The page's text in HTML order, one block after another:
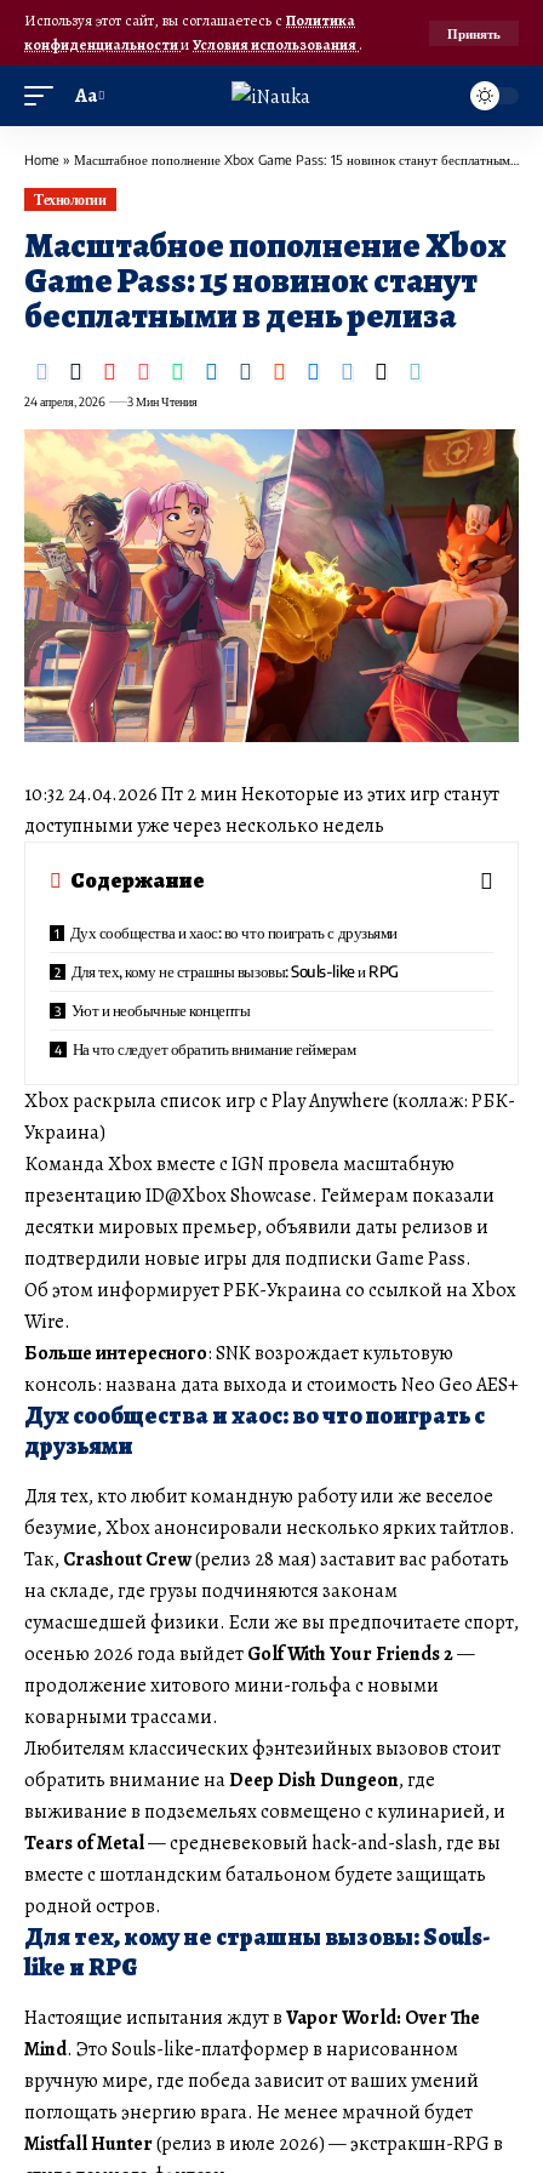
Используя этот сайт, вы соглашаетесь с Политика
конфиденциальностииУсловия использования.
Принять
Аа
Home » Масштабное пополнение Xbox Game Pass: 15 новинок станут бесплатными в день релиза
Технологии
Масштабное пополнение Xbox
Game Pass: 15 новинок станут
бесплатными в день релиза
24 апреля, 2026 3 Мин Чтения
10:32 24.04.2026 Пт 2 мин Некоторые из этих игр станут
доступными уже через несколько недель
Содержание
Дух сообщества и хаос: во что поиграть с друзьями
Для тех, кому не страшны вызовы: Souls-like и RPG
Уют и необычные концепты
На что следует обратить внимание геймерам
Xbox раскрыла список игр с Play Anywhere (коллаж: РБК-
Украина)
Команда Xbox вместе с IGN провела масштабную
презентацию ID@Xbox Showcase. Геймерам показали
десятки мировых премьер, объявили даты релизов и
подтвердили новые игры для подписки Game Pass.
Об этом информирует РБК-Украина со ссылкой на Xbox
Wire.
Больше интересного: SNK возрождает культовую
консоль: названа дата выхода и стоимость Neo Geo AES+
Дух сообщества и хаос: во что поиграть с
друзьями
Для тех, кто любит командную работу или же веселое
безумие, Xbox анонсировали несколько ярких тайтлов.
Так, Crashout Crew(релиз 28 мая) заставит вас работать
на складе, где грузы подчиняются законам
сумасшедшей физики. Если же вы предпочитаете спорт,
осенью 2026 года выйдетGolf With Your Friends 2—
продолжение хитового мини-гольфа с новыми
коварными трассами.
Любителям классических фэнтезийных вызовов стоит
обратить внимание наDeep Dish Dungeon, где
выживание в подземельях совмещено с кулинарией, и
Tears of Metal— средневековый hack-and-slash, где вы
вместе с шотландским батальоном будете защищать
родной остров.
Для тех, кому не страшны вызовы: Souls-
like и RPG
Настоящие испытания ждут вVapor World: Over The
Mind. Это Souls-like-платформер в нарисованном
вручную мире, где победа зависит от ваших умений
поглощать энергию врага. Не менее мрачной будет
Mistfall Hunter(релиз в июле 2026) — экстракшн-RPG в